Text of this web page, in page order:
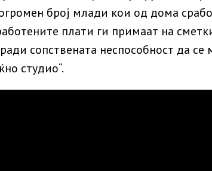
број млади кои од дома
плати ги примаат на
сопствената неспособност да се
студио“.